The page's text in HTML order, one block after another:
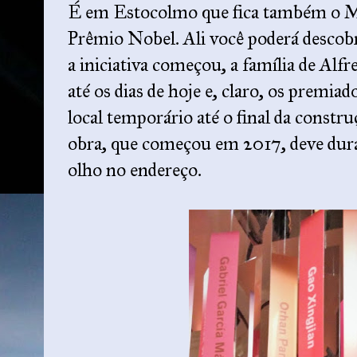
É em Estocolmo que fica também o
Prêmio Nobel. Ali você poderá
a iniciativa começou, a família de
até os dias de hoje e, claro, os
local temporário até o final da
obra, que começou em 2017, deve
olho no endereço.